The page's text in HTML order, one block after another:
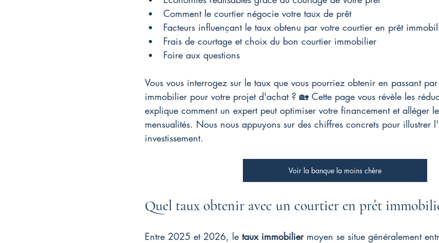
Comment le courtier négocie votre taux de prêt
Facteurs influençant le taux obtenu par votre courtier en prêt
Frais de courtage et choix du bon courtier immobilier
Foire aux questions
Vous vous interrogez sur le taux que vous pourriez obtenir en passant
immobilier pour votre projet d'achat ? 🏡 Cette page vous révèle les
explique comment un expert peut optimiser votre financement et alléger
mensualités. Nous nous appuyons sur des chiffres concrets pour illustrer
investissement.
Voir la banque la moins chère
Quel taux obtenir avec un courtier en prêt
Entre 2025 et 2026, le taux immobilier moyen se situe généralement